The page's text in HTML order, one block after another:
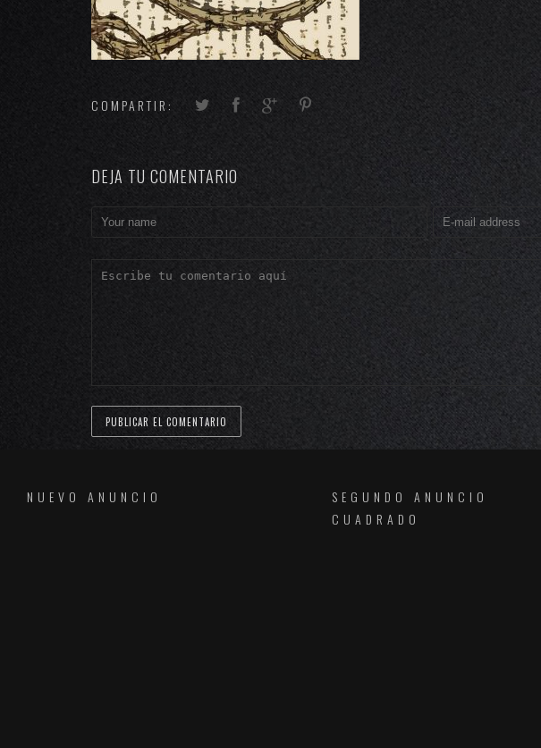
COMPARTIR:
DEJA TU COMENTARIO
NUEVO ANUNCIO
SEGUNDO ANUNCIO
CUADRADO